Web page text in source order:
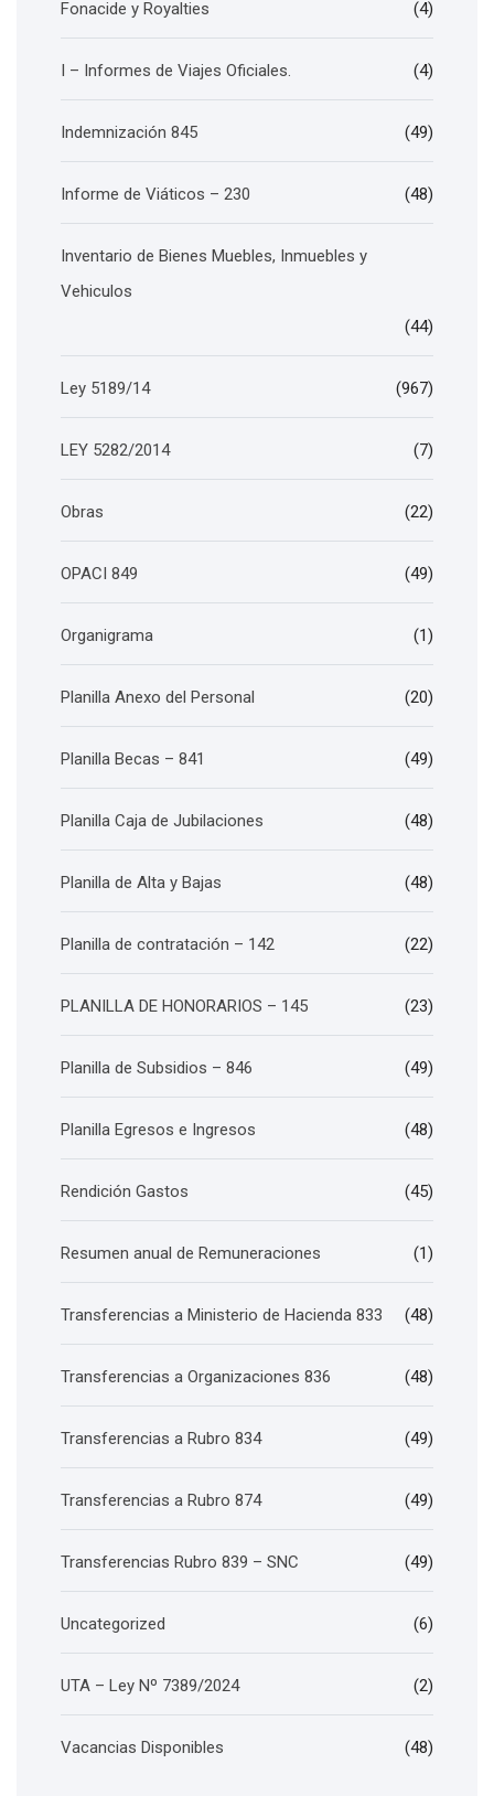
Fonacide y Royalties (4)
I – Informes de Viajes Oficiales. (4)
Indemnización 845 (49)
Informe de Viáticos – 230 (48)
Inventario de Bienes Muebles, Inmuebles y
Vehiculos
(44)
Ley 5189/14 (967)
LEY 5282/2014 (7)
Obras (22)
OPACI 849 (49)
Organigrama (1)
Planilla Anexo del Personal (20)
Planilla Becas – 841 (49)
Planilla Caja de Jubilaciones (48)
Planilla de Alta y Bajas (48)
Planilla de contratación – 142 (22)
PLANILLA DE HONORARIOS – 145 (23)
Planilla de Subsidios – 846 (49)
Planilla Egresos e Ingresos (48)
Rendición Gastos (45)
Resumen anual de Remuneraciones (1)
Transferencias a Ministerio de Hacienda 833 (48)
Transferencias a Organizaciones 836 (48)
Transferencias a Rubro 834 (49)
Transferencias a Rubro 874 (49)
Transferencias Rubro 839 – SNC (49)
Uncategorized (6)
UTA – Ley Nº 7389/2024 (2)
Vacancias Disponibles (48)